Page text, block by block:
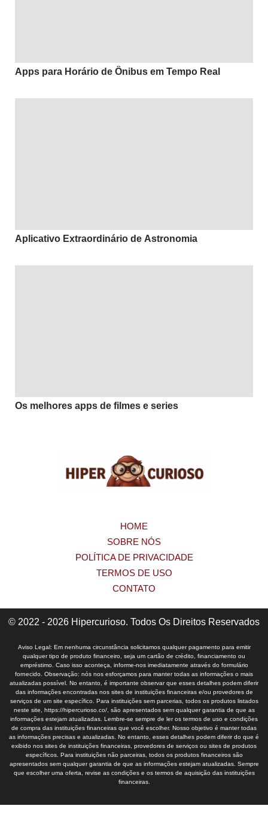
Apps para Horário de Ônibus em Tempo Real
Aplicativo Extraordinário de Astronomia
Os melhores apps de filmes e series
HOME
SOBRE NÓS
POLÍTICA DE PRIVACIDADE
TERMOS DE USO
CONTATO
© 2022 - 2026 Hipercurioso. Todos Os Direitos Reservados
Aviso Legal: Em nenhuma circunstância solicitamos qualquer pagamento para emitir
qualquer tipo de produto financeiro, seja um cartão de crédito, financiamento ou
empréstimo. Caso isso aconteça, informe-nos imediatamente através do formulário
fornecido. Observação: nós nos esforçamos para manter todas as informações o mais
atualizadas possível. No entanto, é importante observar que esses detalhes podem diferir
das informações encontradas nos sites de instituições financeiras e/ou provedores de
serviços de um site específico. Para instituições sem parcerias, todos os produtos listados
neste site, https://hipercurioso.co/, são apresentados sem qualquer garantia de que as
informações estejam atualizadas. Lembre-se sempre de ler os termos de uso e condições
de compra das instituições financeiras que você escolher. Nosso objetivo é manter todas
as informações precisas e atualizadas. No entanto, esses detalhes podem diferir do que é
exibido nos sites de instituições financeiras, provedores de serviços ou sites de produtos
específicos. Para instituições não parceiras, todos os produtos financeiros são
apresentados sem qualquer garantia de que as informações estejam atualizadas. Sempre
que escolher uma oferta, revise as condições e os termos de aquisição das instituições
financeiras.